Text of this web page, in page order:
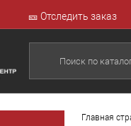
🎫 Отследить заказ
Главная